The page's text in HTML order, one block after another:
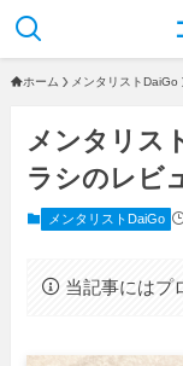
ホーム メンタリストDaiGo
メンタリス
ラシのレビ
メンタリストDaiGo
当記事にはプ